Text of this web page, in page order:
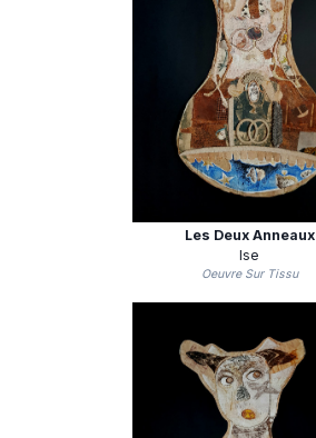
Les Deux Anneaux
Ise
Oeuvre Sur Tissu